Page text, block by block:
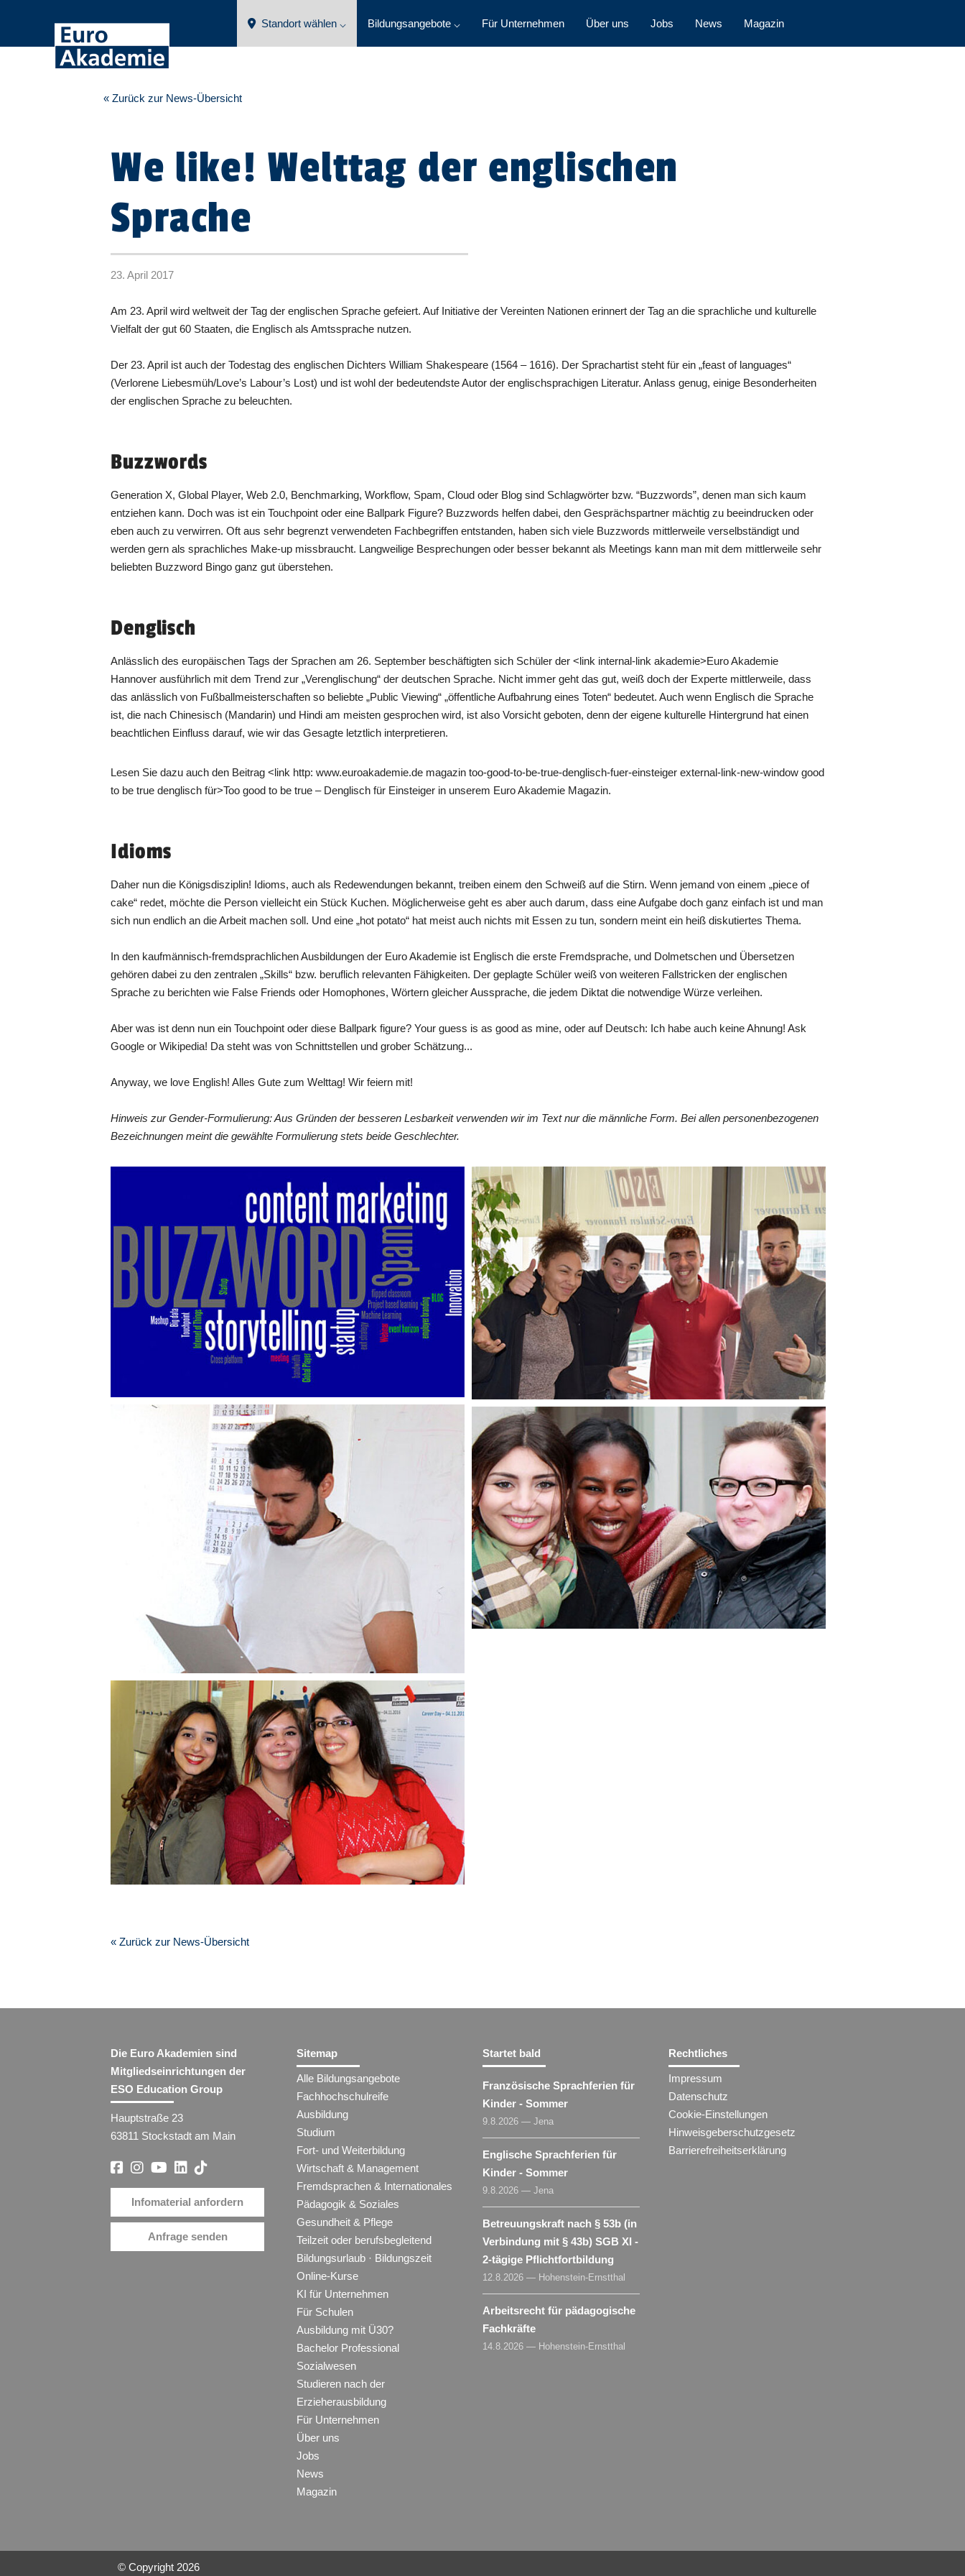
Standort wählen ⌵ Bildungsangebote ⌵ Für Unternehmen Über uns Jobs News Magazin
« Zurück zur News-Übersicht
We like! Welttag der englischen
Sprache
23. April 2017
Am 23. April wird weltweit der Tag der englischen Sprache gefeiert. Auf Initiative der Vereinten Nationen erinnert der Tag an die sprachliche und kulturelle
Vielfalt der gut 60 Staaten, die Englisch als Amtssprache nutzen.
Der 23. April ist auch der Todestag des englischen Dichters William Shakespeare (1564 – 1616). Der Sprachartist steht für ein „feast of languages“
(Verlorene Liebesmüh/Love’s Labour’s Lost) und ist wohl der bedeutendste Autor der englischsprachigen Literatur. Anlass genug, einige Besonderheiten
der englischen Sprache zu beleuchten.
Buzzwords
Generation X, Global Player, Web 2.0, Benchmarking, Workflow, Spam, Cloud oder Blog sind Schlagwörter bzw. “Buzzwords”, denen man sich kaum
entziehen kann. Doch was ist ein Touchpoint oder eine Ballpark Figure? Buzzwords helfen dabei, den Gesprächspartner mächtig zu beeindrucken oder
eben auch zu verwirren. Oft aus sehr begrenzt verwendeten Fachbegriffen entstanden, haben sich viele Buzzwords mittlerweile verselbständigt und
werden gern als sprachliches Make-up missbraucht. Langweilige Besprechungen oder besser bekannt als Meetings kann man mit dem mittlerweile sehr
beliebten Buzzword Bingo ganz gut überstehen.
Denglisch
Anlässlich des europäischen Tags der Sprachen am 26. September beschäftigten sich Schüler der <link internal-link akademie>Euro Akademie
Hannover ausführlich mit dem Trend zur „Verenglischung“ der deutschen Sprache. Nicht immer geht das gut, weiß doch der Experte mittlerweile, dass
das anlässlich von Fußballmeisterschaften so beliebte „Public Viewing“ „öffentliche Aufbahrung eines Toten“ bedeutet. Auch wenn Englisch die Sprache
ist, die nach Chinesisch (Mandarin) und Hindi am meisten gesprochen wird, ist also Vorsicht geboten, denn der eigene kulturelle Hintergrund hat einen
beachtlichen Einfluss darauf, wie wir das Gesagte letztlich interpretieren.
Lesen Sie dazu auch den Beitrag <link http: www.euroakademie.de magazin too-good-to-be-true-denglisch-fuer-einsteiger external-link-new-window good
to be true denglisch für>Too good to be true – Denglisch für Einsteiger in unserem Euro Akademie Magazin.
Idioms
Daher nun die Königsdisziplin! Idioms, auch als Redewendungen bekannt, treiben einem den Schweiß auf die Stirn. Wenn jemand von einem „piece of
cake“ redet, möchte die Person vielleicht ein Stück Kuchen. Möglicherweise geht es aber auch darum, dass eine Aufgabe doch ganz einfach ist und man
sich nun endlich an die Arbeit machen soll. Und eine „hot potato“ hat meist auch nichts mit Essen zu tun, sondern meint ein heiß diskutiertes Thema.
In den kaufmännisch-fremdsprachlichen Ausbildungen der Euro Akademie ist Englisch die erste Fremdsprache, und Dolmetschen und Übersetzen
gehören dabei zu den zentralen „Skills“ bzw. beruflich relevanten Fähigkeiten. Der geplagte Schüler weiß von weiteren Fallstricken der englischen
Sprache zu berichten wie False Friends oder Homophones, Wörtern gleicher Aussprache, die jedem Diktat die notwendige Würze verleihen.
Aber was ist denn nun ein Touchpoint oder diese Ballpark figure? Your guess is as good as mine, oder auf Deutsch: Ich habe auch keine Ahnung! Ask
Google or Wikipedia! Da steht was von Schnittstellen und grober Schätzung...
Anyway, we love English! Alles Gute zum Welttag! Wir feiern mit!
Hinweis zur Gender-Formulierung: Aus Gründen der besseren Lesbarkeit verwenden wir im Text nur die männliche Form. Bei allen personenbezogenen
Bezeichnungen meint die gewählte Formulierung stets beide Geschlechter.
« Zurück zur News-Übersicht
Die Euro Akademien sind
Mitgliedseinrichtungen der
ESO Education Group
Hauptstraße 23
63811 Stockstadt am Main
Infomaterial anfordern
Anfrage senden
Sitemap
Alle Bildungsangebote
Fachhochschulreife
Ausbildung
Studium
Fort- und Weiterbildung
Wirtschaft & Management
Fremdsprachen & Internationales
Pädagogik & Soziales
Gesundheit & Pflege
Teilzeit oder berufsbegleitend
Bildungsurlaub · Bildungszeit
Online-Kurse
KI für Unternehmen
Für Schulen
Ausbildung mit Ü30?
Bachelor Professional
Sozialwesen
Studieren nach der
Erzieherausbildung
Für Unternehmen
Über uns
Jobs
News
Magazin
Startet bald
Französische Sprachferien für
Kinder - Sommer
9.8.2026 — Jena
Englische Sprachferien für
Kinder - Sommer
9.8.2026 — Jena
Betreuungskraft nach § 53b (in
Verbindung mit § 43b) SGB XI -
2-tägige Pflichtfortbildung
12.8.2026 — Hohenstein-Ernstthal
Arbeitsrecht für pädagogische
Fachkräfte
14.8.2026 — Hohenstein-Ernstthal
Rechtliches
Impressum
Datenschutz
Cookie-Einstellungen
Hinweisgeberschutzgesetz
Barrierefreiheitserklärung
© Copyright 2026